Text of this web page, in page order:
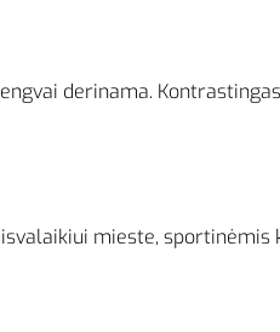
derinama.
mieste,